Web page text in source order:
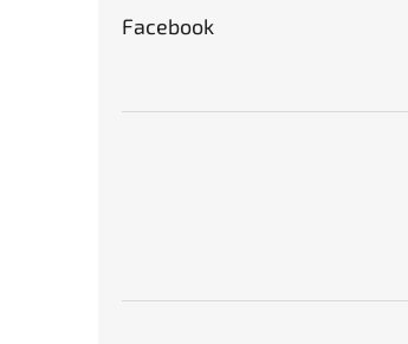
Facebook